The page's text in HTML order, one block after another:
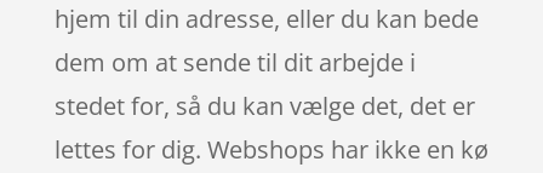
hjem til din adresse, eller du kan bede
dem om at sende til dit arbejde i
stedet for, så du kan vælge det, det er
lettes for dig. Webshops har ikke en kø